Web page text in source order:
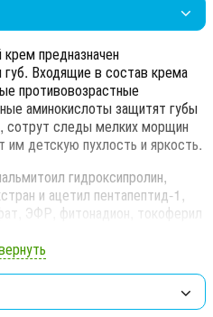
предназначен
Входящие в состав крема
противовозрастные
аминокислоты защитят губы
сотрут следы мелких морщин
им детскую пухлость и яркость.
гидроксипролин,
и ацетил пентапептид-1,
ЭФР, фитонадион, токоферил
самостоятельно или в